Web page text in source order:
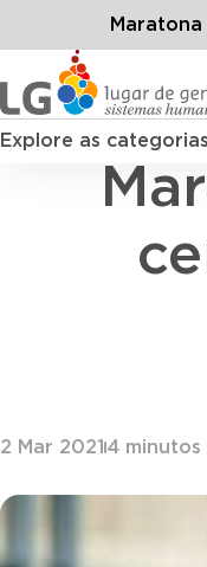
Explore as categorias
2 Mar 2021 4